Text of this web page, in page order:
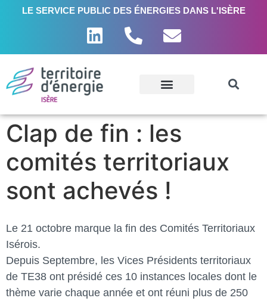
LE SERVICE PUBLIC DES ÉNERGIES DANS L'ISÈRE
Clap de fin : les
comités territoriaux
sont achevés !
Le 21 octobre marque la fin des Comités Territoriaux
Isérois.
Depuis Septembre, les Vices Présidents territoriaux
de TE38 ont présidé ces 10 instances locales dont le
thème varie chaque année et ont réuni plus de 250